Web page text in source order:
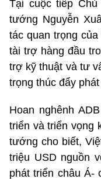
Tại cuộc tiếp Chủ
tướng Nguyễn
tác quan trọng
tài trợ hàng đầu
trợ kỹ thuật và tư
trọng thúc đẩy
Hoan nghênh
triển và triển vọng
tướng cho biết,
triệu USD nguồn
phát triển châu Á-